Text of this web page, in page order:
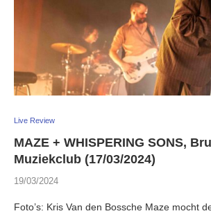
Live Review
MAZE + WHISPERING SONS,
Muziekclub (17/03/2024)
19/03/2024
Foto’s: Kris Van den Bossche Maze mocht